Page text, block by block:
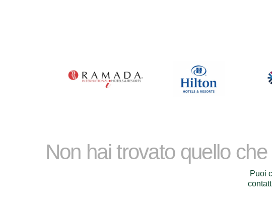
Non hai trovato quello
Puoi